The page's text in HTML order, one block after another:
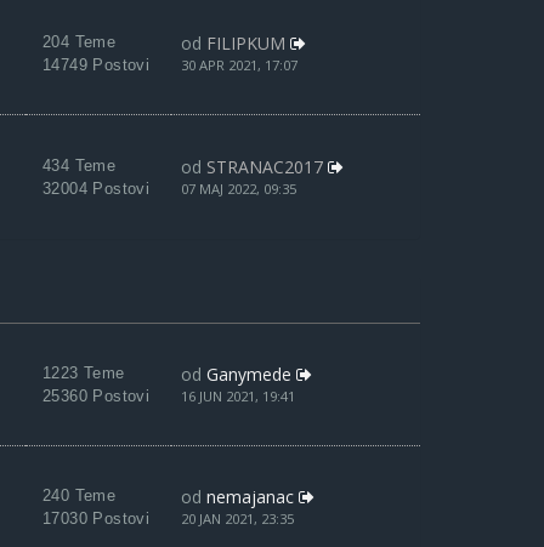
204 Teme
14749 Postovi
od FILIPKUM
30 APR 2021, 17:07
434 Teme
32004 Postovi
od STRANAC2017
07 MAJ 2022, 09:35
1223 Teme
25360 Postovi
od Ganymede
16 JUN 2021, 19:41
240 Teme
17030 Postovi
od nemajanac
20 JAN 2021, 23:35